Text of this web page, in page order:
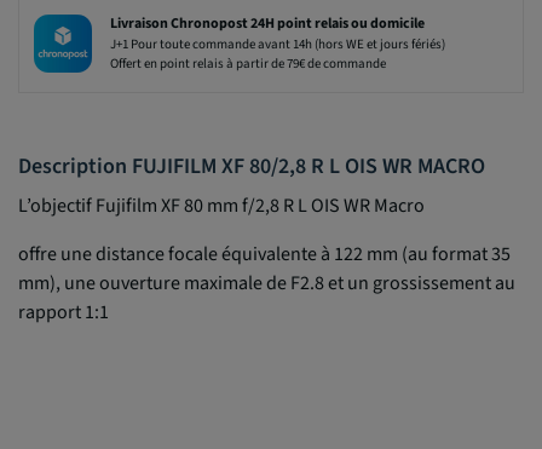
Livraison Chronopost 24H point relais ou domicile
J+1 Pour toute commande avant 14h (hors WE et jours fériés)
Offert en point relais à partir de 79€ de commande
Description FUJIFILM XF 80/2,8 R L OIS WR MACRO
L’objectif Fujifilm XF 80 mm f/2,8 R L OIS WR Macro
offre une distance focale équivalente à 122 mm (au format 35
mm), une ouverture maximale de F2.8 et un grossissement au
rapport 1:1